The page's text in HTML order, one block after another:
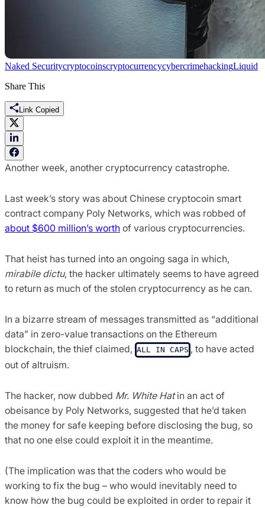
Naked SecuritycryptocoinscryptocurrencycybercrimehackingLiquid
Share This
Link Copied
Another week, another cryptocurrency catastrophe.
Last week’s story was about Chinese cryptocoin smart
contract company Poly Networks, which was robbed of
about $600 million’s worth of various cryptocurrencies.
That heist has turned into an ongoing saga in which,
mirabile dictu, the hacker ultimately seems to have agreed
to return as much of the stolen cryptocurrency as he can.
In a bizarre stream of messages transmitted as “additional
data” in zero-value transactions on the Ethereum
blockchain, the thief claimed, ALL IN CAPS , to have acted
out of altruism.
The hacker, now dubbed Mr. White Hatin an act of
obeisance by Poly Networks, suggested that he’d taken
the money for safe keeping before disclosing the bug, so
that no one else could exploit it in the meantime.
(The implication was that the coders who would be
working to fix the bug – who would inevitably need to
know how the bug could be exploited in order to repair it